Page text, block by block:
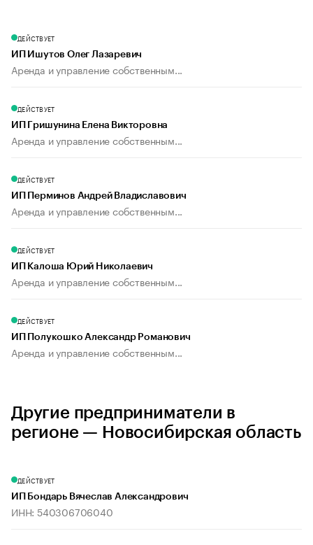
ДЕЙСТВУЕТ
ИП Ишутов Олег Лазаревич
Аренда и управление собственным...
ДЕЙСТВУЕТ
ИП Гришунина Елена Викторовна
Аренда и управление собственным...
ДЕЙСТВУЕТ
ИП Перминов Андрей Владиславович
Аренда и управление собственным...
ДЕЙСТВУЕТ
ИП Калоша Юрий Николаевич
Аренда и управление собственным...
ДЕЙСТВУЕТ
ИП Полукошко Александр Романович
Аренда и управление собственным...
Другие предприниматели в
регионе — Новосибирская область
ДЕЙСТВУЕТ
ИП Бондарь Вячеслав Александрович
ИНН: 540306706040